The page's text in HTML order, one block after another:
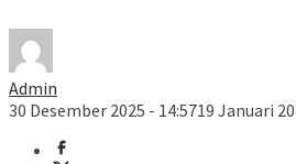
Admin
30 Desember 2025 - 14:5719 Januari